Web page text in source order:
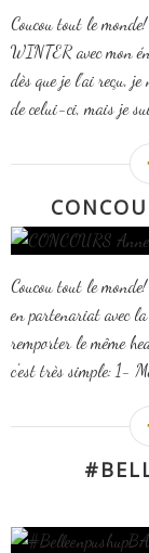
Coucou tout le
WINTER avec mon
dès que je l'ai reçu,
de celui-ci, mais je
Coucou tout le
en partenariat avec la
remporter le même
c'est très simple: 1-